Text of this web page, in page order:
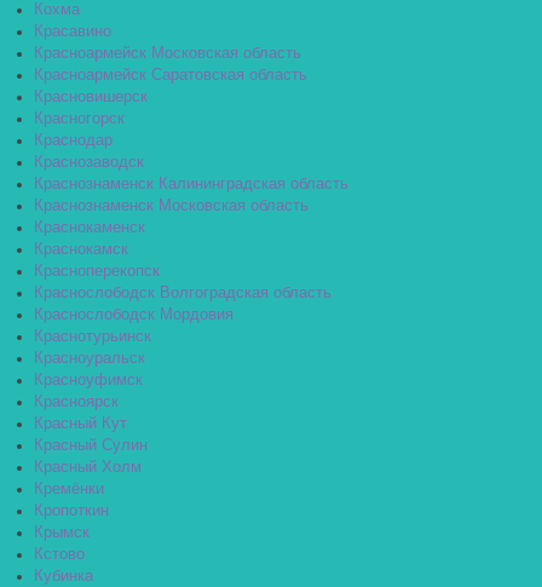
Кохма
Красавино
Красноармейск Московская область
Красноармейск Саратовская область
Красновишерск
Красногорск
Краснодар
Краснозаводск
Краснознаменск Калининградская область
Краснознаменск Московская область
Краснокаменск
Краснокамск
Красноперекопск
Краснослободск Волгоградская область
Краснослободск Мордовия
Краснотурьинск
Красноуральск
Красноуфимск
Красноярск
Красный Кут
Красный Сулин
Красный Холм
Кремёнки
Кропоткин
Крымск
Кстово
Кубинка